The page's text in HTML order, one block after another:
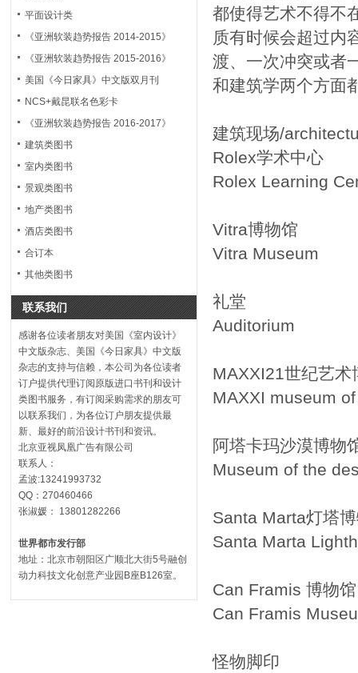
平面设计类
《亚洲软装趋势报告 2014-2015》
《亚洲软装趋势报告 2015-2016》
美国《今日家具》中文版双月刊
NCS+戴昆联名色彩卡
《亚洲软装趋势报告 2016-2017》
建筑类图书
室内类图书
景观类图书
地产类图书
酒店类图书
合订本
其他类图书
联系我们
感谢各位读者朋友对美国《室内设计》
中文版杂志、美国《今日家具》中文版
杂志的支持与信赖，本公司为各位读者
订户提供代理订阅原版进口书刊和设计
类图书服务，有订阅采购需求的朋友可
以联系我们，为各位订户朋友提供最
新、最好的前沿设计书刊和资讯。
北京亚视凤凰广告有限公司
联系人：
孟波:13241993732
QQ：270460466
张淑媛： 13801282266
世界都市发行部
地址：北京市朝阳区广顺北大街5号融创
动力科技文化创意产业园B座B126室。
都使得艺术不得不
质有时候会超过内
渡、一次冲突或者
和建筑学两个方面
建筑现场/
Rolex学术中心
Rolex Learning
Vitra博物馆
Vitra Museum
礼堂
Auditorium
MAXXI21世纪艺术
MAXXI museum
阿塔卡玛沙漠博物
Museum of the
Santa Marta灯塔
Santa Marta
Can Framis 博物馆
Can Framis
怪物脚印